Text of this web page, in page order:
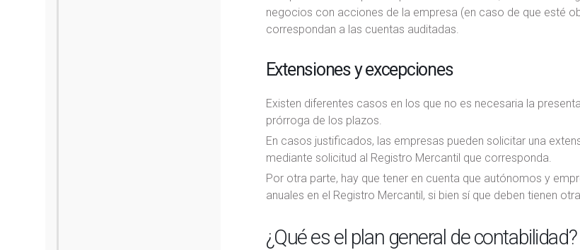
negocios con acciones de la empresa (en caso de que esté
correspondan a las cuentas auditadas.
Extensiones y excepciones
Existen diferentes casos en los que no es necesaria la
prórroga de los plazos.
En casos justificados, las empresas pueden solicitar una
mediante solicitud al Registro Mercantil que corresponda.
Por otra parte, hay que tener en cuenta que autónomos y
anuales en el Registro Mercantil, si bien sí que deben tienen
¿Qué es el plan general de contabilidad?